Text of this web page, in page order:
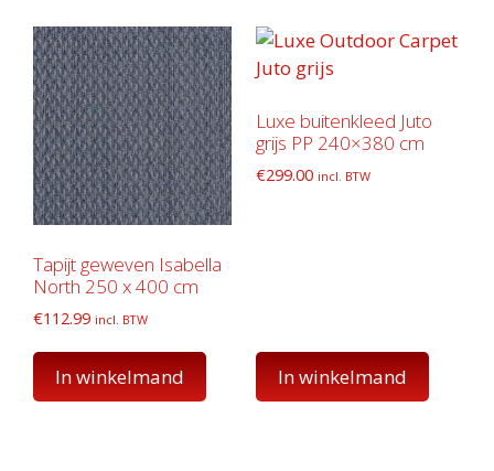
Tapijt geweven Isabella
North 250 x 400 cm
€112.99 incl. BTW
In winkelmand
Luxe buitenkleed Juto
grijs PP 240×380 cm
€299.00 incl. BTW
In winkelmand